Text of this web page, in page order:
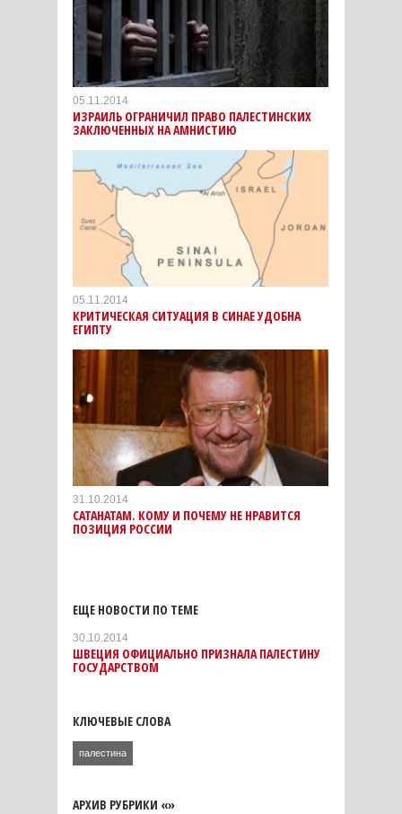
05.11.2014
ИЗРАИЛЬ ОГРАНИЧИЛ ПРАВО ПАЛЕСТИНСКИХ
ЗАКЛЮЧЕННЫХ НА АМНИСТИЮ
05.11.2014
КРИТИЧЕСКАЯ СИТУАЦИЯ В СИНАЕ УДОБНА
ЕГИПТУ
31.10.2014
САТАНАТАМ. КОМУ И ПОЧЕМУ НЕ НРАВИТСЯ
ПОЗИЦИЯ РОССИИ
ЕЩЕ НОВОСТИ ПО ТЕМЕ
30.10.2014
ШВЕЦИЯ ОФИЦИАЛЬНО ПРИЗНАЛА ПАЛЕСТИНУ
ГОСУДАРСТВОМ
КЛЮЧЕВЫЕ СЛОВА
палестина
АРХИВ РУБРИКИ «»